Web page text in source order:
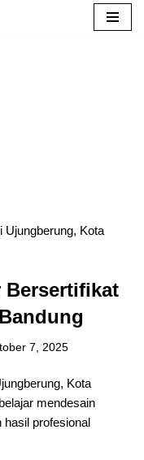
Bersertifikat
7, 2025
Kota
mendesain
hasil profesional